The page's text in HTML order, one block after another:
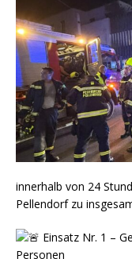
innerhalb von 24
Pellendorf zu
Einsatz Nr. 1 –
Personen